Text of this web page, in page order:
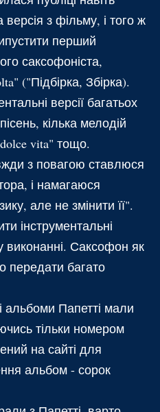
версія з фільму, і того ж
перший
саксофоніста,
("Підбірка, Збірка).
версії багатьох
кілька мелодій
vita" тощо.
з повагою ставлюся
і намагаюся
але не змінити її".
інструментальні
виконанні. Саксофон як
передати багато
альбоми Папетті мали
тільки номером
на сайті для
альбом - сорок